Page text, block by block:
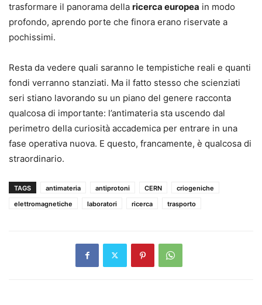
trasformare il panorama della ricerca europea in modo
profondo, aprendo porte che finora erano riservate a
pochissimi.
Resta da vedere quali saranno le tempistiche reali e quanti
fondi verranno stanziati. Ma il fatto stesso che scienziati
seri stiano lavorando su un piano del genere racconta
qualcosa di importante: l’antimateria sta uscendo dal
perimetro della curiosità accademica per entrare in una
fase operativa nuova. E questo, francamente, è qualcosa di
straordinario.
TAGS antimateria antiprotoni CERN
criogeniche
elettromagnetiche
laboratori ricerca trasporto